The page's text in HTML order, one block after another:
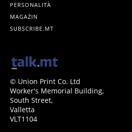
PERSONALITÀ
MAGAŻIN
SUBSCRIBE.MT
© Union Print Co. Ltd
Worker's Memorial Building,
South Street,
Valletta
VLT1104